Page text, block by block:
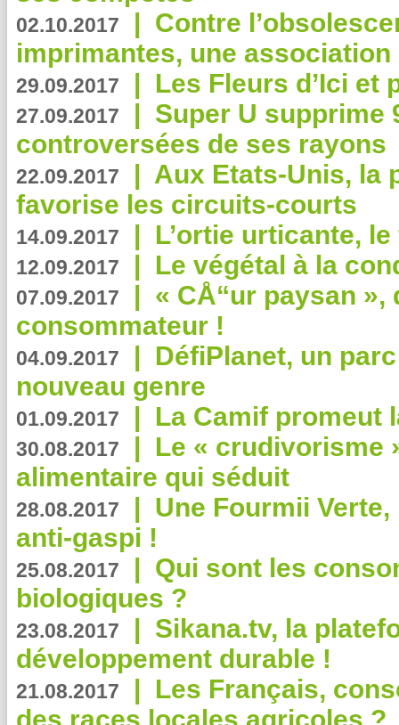
02.10.2017 | Contre
imprimantes, une
29.09.2017 | Les Fleurs d’Ici et
27.09.2017 | Super U supprime
controversées de ses rayons
22.09.2017 | Aux Etats-Unis, la
favorise les circuits-courts
14.09.2017 | L’ortie urticante,
12.09.2017 | Le végétal à la
07.09.2017 | « CÅ“ur paysan
consommateur !
04.09.2017 | DéfiPlanet, un
nouveau genre
01.09.2017 | La Camif promeut
30.08.2017 | Le « crudivorisme
alimentaire qui séduit
28.08.2017 | Une Fourmii
anti-gaspi !
25.08.2017 | Qui sont les
biologiques ?
23.08.2017 | Sikana.tv, la
développement durable !
21.08.2017 | Les Français,